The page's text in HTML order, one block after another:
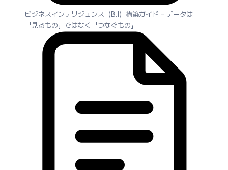
ビジネスインテリジェンス（B.I）構築ガイド – データは
「見るもの」ではなく「つなぐもの」